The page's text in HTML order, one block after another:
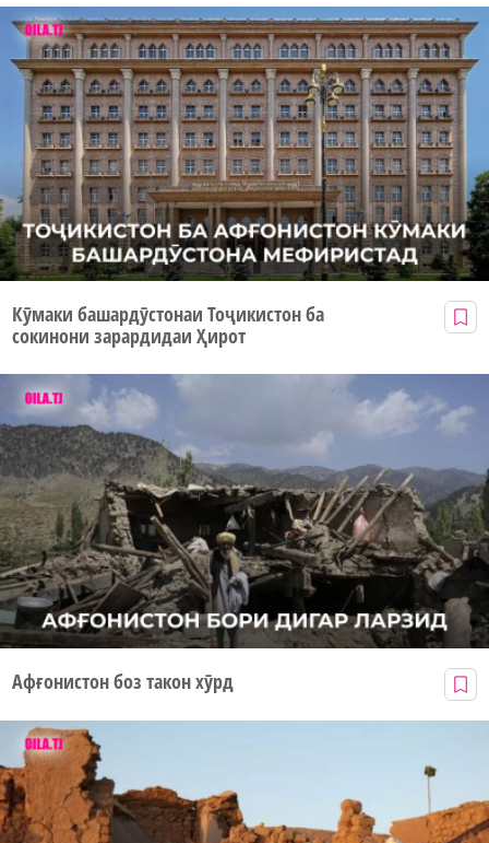
Кӯмаки башардӯстонаи Тоҷикистон ба
сокинони зарардидаи Ҳирот
Афғонистон боз такон хӯрд